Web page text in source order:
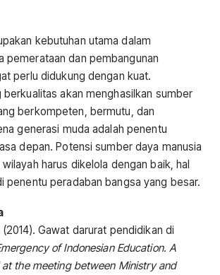
kebutuhan utama dalam
pemerataan dan pembangunan
perlu didukung dengan kuat.
berkualitas akan menghasilkan sumber
berkompeten, bermutu, dan
generasi muda adalah penentu
depan. Potensi sumber daya manusia
harus dikelola dengan baik, hal
penentu peradaban bangsa yang besar.
(2014). Gawat darurat pendidikan di
of Indonesian Education. A
the meeting between Ministry and